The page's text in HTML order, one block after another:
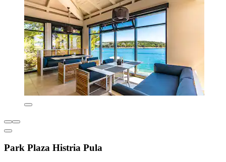
Park Plaza Histria Pula